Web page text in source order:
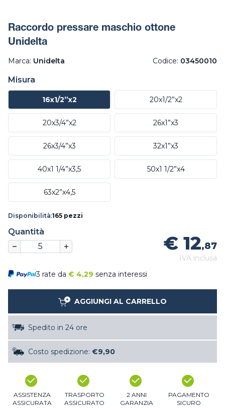
Raccordo pressare maschio ottone
Unidelta
Marca: Unidelta Codice: 03450010
Misura
16x1/2”x2 20x1/2”x2
20x3/4”x2 26x1”x3
26x3/4”x3 32x1”x3
40x1 1/4”x3,5 50x1 1/2”x4
63x2”x4,5
Disponibilità:165 pezzi
Quantità
€ 12,87
IVA inclusa
3 rate da € 4,29 senza interessi
AGGIUNGI AL CARRELLO
Spedito in 24 ore
Costo spedizione: €9,90
ASSISTENZA
ASSICURATA
TRASPORTO
ASSICURATO
2 ANNI
GARANZIA
PAGAMENTO
SICURO